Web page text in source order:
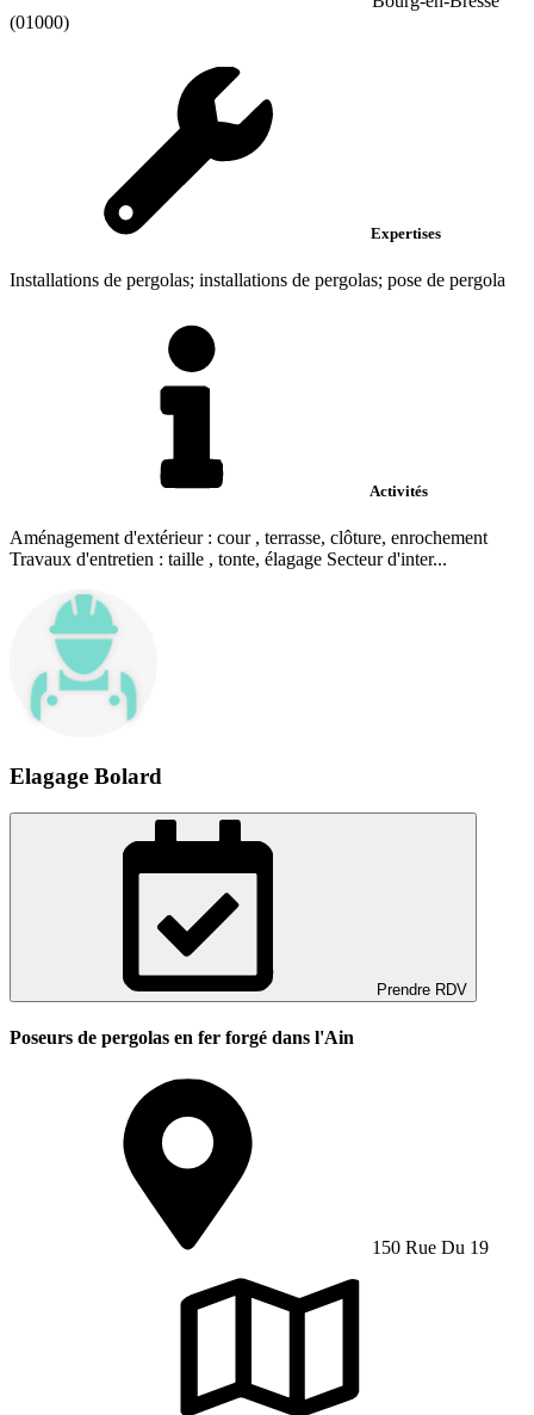
(01000)
Expertises
Installations de pergolas; installations de pergolas; pose de pergola
Activités
Aménagement d'extérieur : cour , terrasse, clôture, enrochement
Travaux d'entretien : taille , tonte, élagage Secteur d'inter...
Elagage Bolard
Prendre RDV
Poseurs de pergolas en fer forgé dans l'Ain
150 Rue Du 19